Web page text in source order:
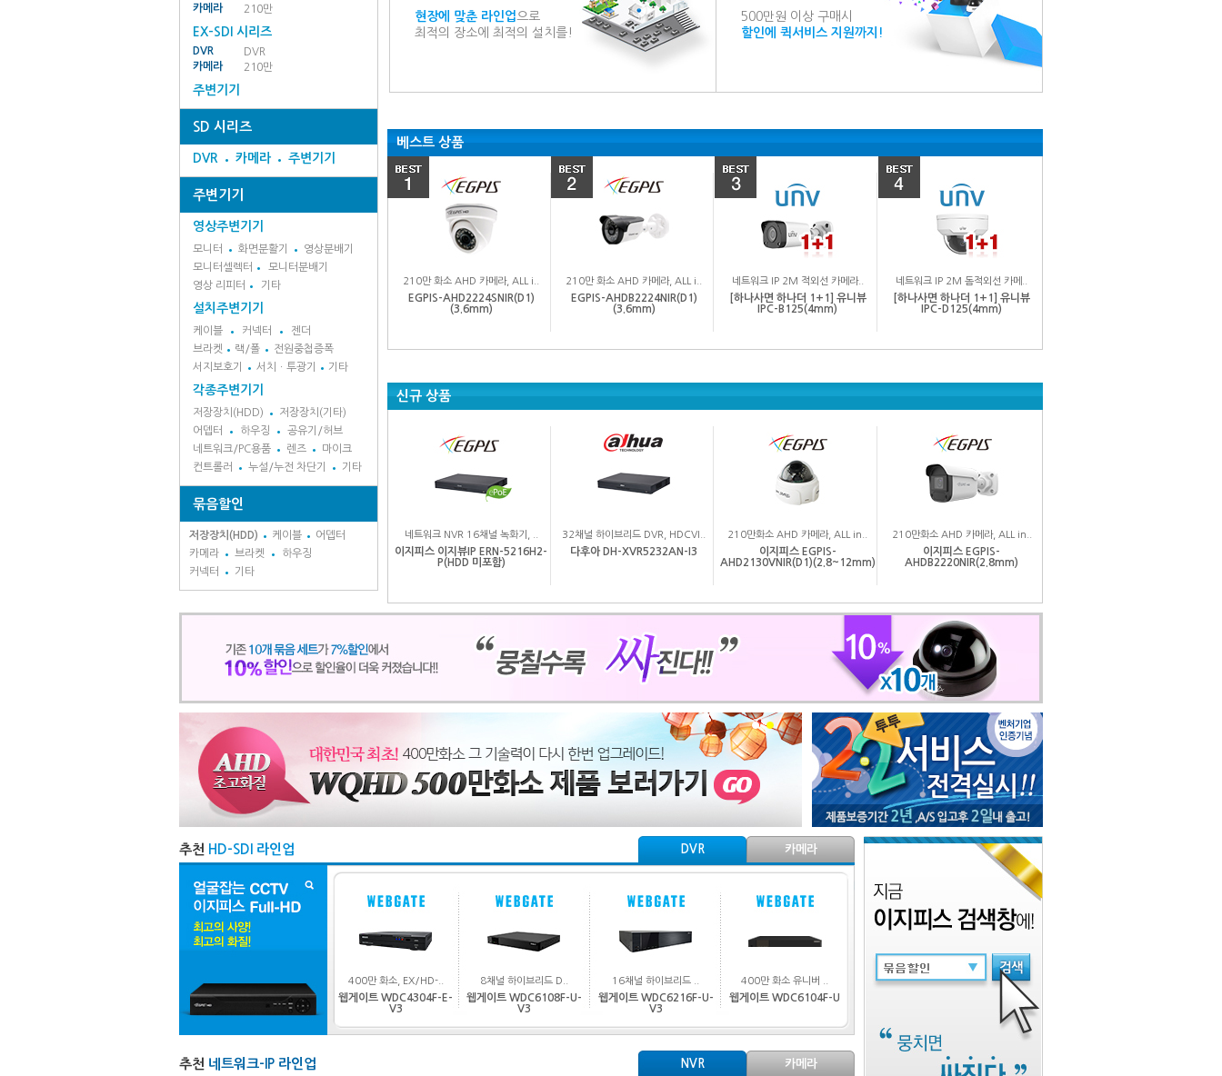
카메라
210만
EX-SDI 시리즈
DVR
DVR
카메라
210만
주변기기
SD 시리즈
DVR 카메라 주변기기
주변기기
영상주변기기
모니터 화면분활기
영상분배기
모니터셀렉터
모니터분배기
영상 리피터
기타
설치주변기기
케이블 커넥터
젠더
브라켓
랙/폴
전원중첩증폭
서지보호기
서치ㆍ투광기 기타
각종주변기기
저장장치(HDD)
저장장치(기타)
어뎁터
하우징
공유기/허브
네트워크/PC용품
렌즈
마이크
컨트롤러
누설/누전 차단기 기타
묶음할인
저장장치(HDD) 케이블
어뎁터
카메라
브라켓
하우징
커넥터
기타
현장에 맞춘 라인업으로
최적의 장소에 최적의 설치를!
500만원 이상 구매시
할인에 퀵서비스 지원까지!
베스트 상품
210만 화소 AHD 카메라, ALL i..
EGPIS-AHD2224SNIR(D1)
(3.6mm)
210만 화소 AHD 카메라, ALL i..
EGPIS-AHDB2224NIR(D1)
(3.6mm)
네트워크 IP 2M 적외선 카메라..
[하나사면 하나더 1+1] 유니뷰
IPC-B125(4mm)
네트워크 IP 2M 돔적외선 카메..
[하나사면 하나더 1+1] 유니뷰
IPC-D125(4mm)
신규 상품
네트워크 NVR 16채널 녹화기, ..
이지피스 이지뷰IP ERN-5216H2-
P(HDD 미포함)
32채널 하이브리드 DVR, HDCVI..
다후아 DH-XVR5232AN-I3
210만화소 AHD 카메라, ALL in..
이지피스 EGPIS-
AHD2130VNIR(D1)(2.8~12mm)
210만화소 AHD 카메라, ALL in..
이지피스 EGPIS-
AHDB2220NIR(2.8mm)
추천 HD-SDI 라인업 DVR 카메라
400만 화소, EX/HD-..
웹게이트 WDC4304F-E-
V3
8채널 하이브리드 D..
웹게이트 WDC6108F-U-
V3
16채널 하이브리드 ..
웹게이트 WDC6216F-U-
V3
400만 화소 유니버 ..
웹게이트 WDC6104F-U
추천 네트워크-IP 라인업 NVR 카메라